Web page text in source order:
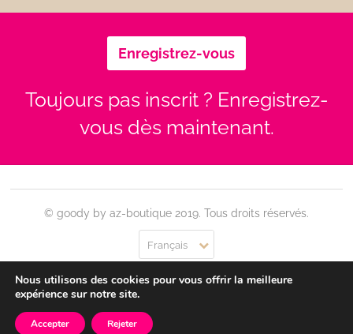
Enregistrez-vous
Toujours pas inscrit ? Enregistrez-
vous dès maintenant.
© goody by az-boutique 2019. Tous droits réservés.
Français
Contact Se connecter Confidentialité CGU
Nous utilisons des cookies pour vous offrir la meilleure
expérience sur notre site.
Accepter Rejeter